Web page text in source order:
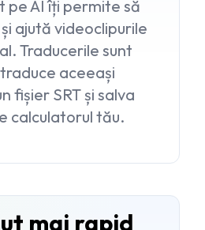
AI îți permite să
ajută videoclipurile
Traducerile sunt
aceeași
fișier SRT și salva
calculatorul tău.
mai rapid